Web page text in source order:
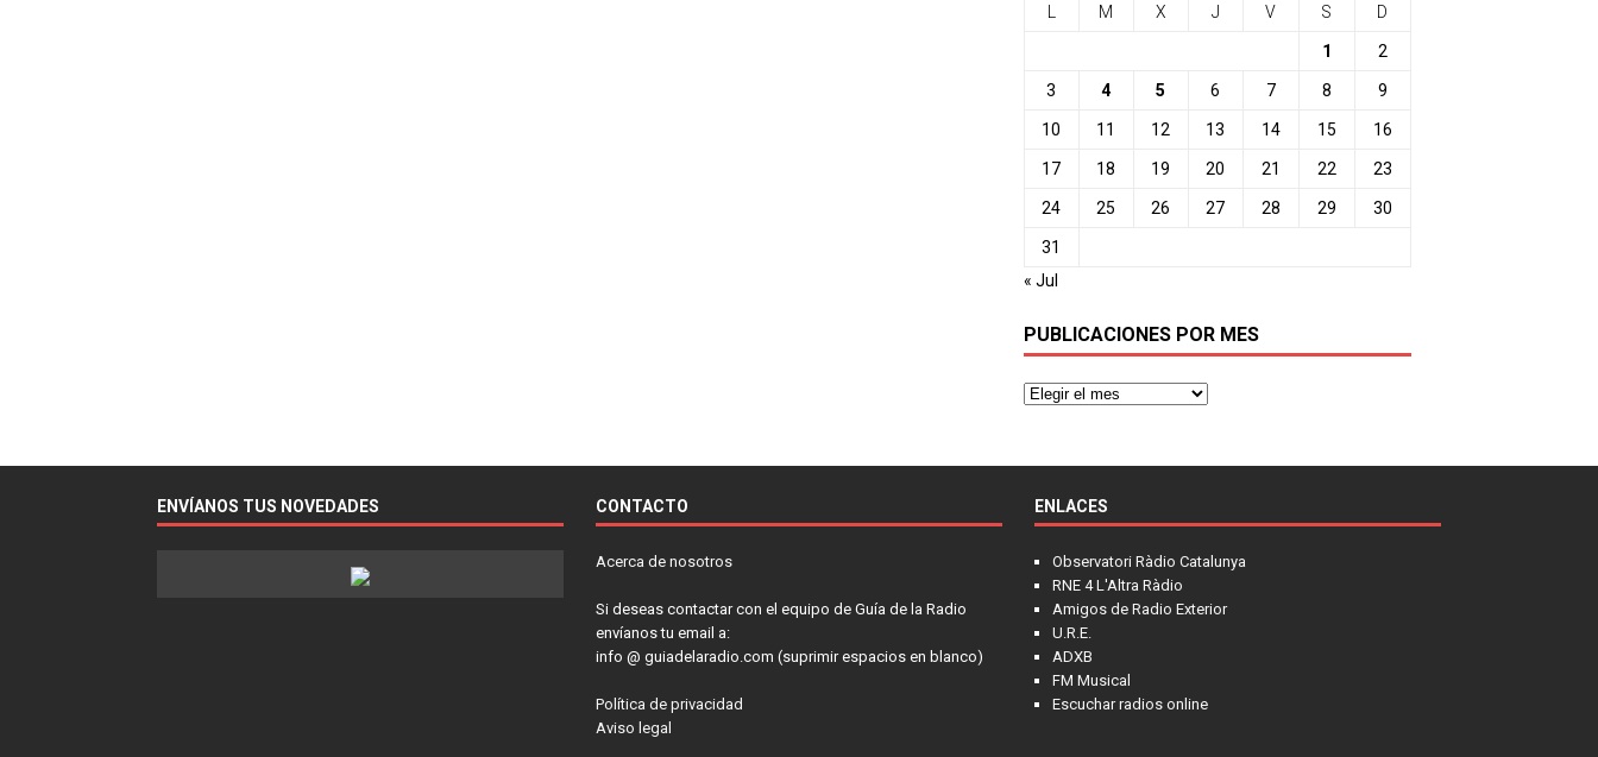
L M X J V S D
1 2
3 4 5 6 7 8 9
10 11 12 13 14 15 16
17 18 19 20 21 22 23
24 25 26 27 28 29 30
31
« Jul
PUBLICACIONES POR MES
ENVÍANOS TUS NOVEDADES CONTACTO
Acerca de nosotros
Si deseas contactar con el equipo de Guía de la Radio
envíanos tu email a:
info @ guiadelaradio.com (suprimir espacios en blanco)
Política de privacidad
Aviso legal
ENLACES
Observatori Ràdio Catalunya
RNE 4 L'Altra Ràdio
Amigos de Radio Exterior
U.R.E.
ADXB
FM Musical
Escuchar radios online